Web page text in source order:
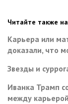
Читайте также
Карьера или
доказали, что
Звезды и
Иванка Трамп
между